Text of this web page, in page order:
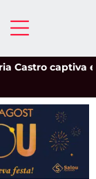
captiva el